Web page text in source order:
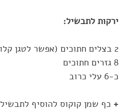
ירקות לתבשיל:‏
‏2 בצלים חתוכים (אפשר לטגן קלות)‏
‏8 גזרים חתוכים
כ-6 עלי כרוב
+ כף שמן קוקוס להוסיף לתבשיל